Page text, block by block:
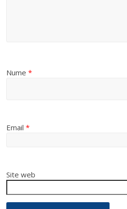
Nume*
Email*
Site web